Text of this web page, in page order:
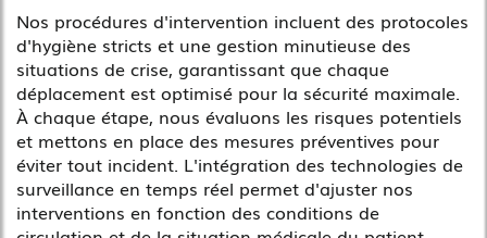
Nos procédures d'intervention incluent des protocoles
d'hygiène stricts et une gestion minutieuse des
situations de crise, garantissant que chaque
déplacement est optimisé pour la sécurité maximale.
À chaque étape, nous évaluons les risques potentiels
et mettons en place des mesures préventives pour
éviter tout incident. L'intégration des technologies de
surveillance en temps réel permet d'ajuster nos
interventions en fonction des conditions de